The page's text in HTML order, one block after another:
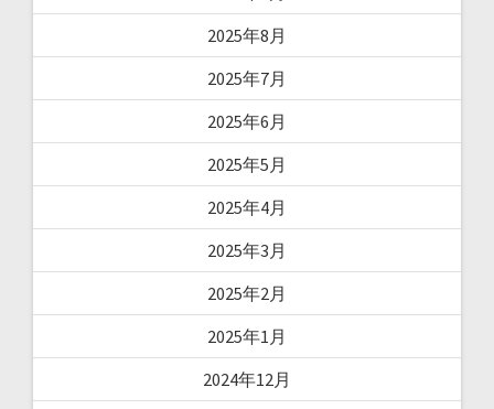
2025年8月
2025年7月
2025年6月
2025年5月
2025年4月
2025年3月
2025年2月
2025年1月
2024年12月